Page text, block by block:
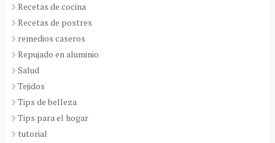
Recetas de cocina
Recetas de postres
remedios caseros
Repujado en aluminio
Salud
Tejidos
Tips de belleza
Tips para el hogar
tutorial